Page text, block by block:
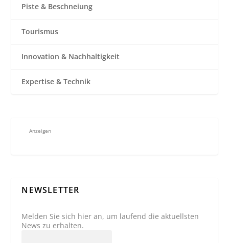
Piste & Beschneiung
Tourismus
Innovation & Nachhaltigkeit
Expertise & Technik
Anzeigen
NEWSLETTER
Melden Sie sich hier an, um laufend die aktuellsten
News zu erhalten.